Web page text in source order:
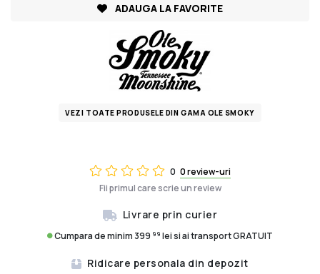
0 0 review-uri
Fii primul care scrie un review
Livrare prin curier
Cumpara de minim 399 99 lei si ai transport GRATUIT
Ridicare personala din depozit
ADAUGA LA FAVORITE
VEZI TOATE PRODUSELE DIN GAMA OLE SMOKY